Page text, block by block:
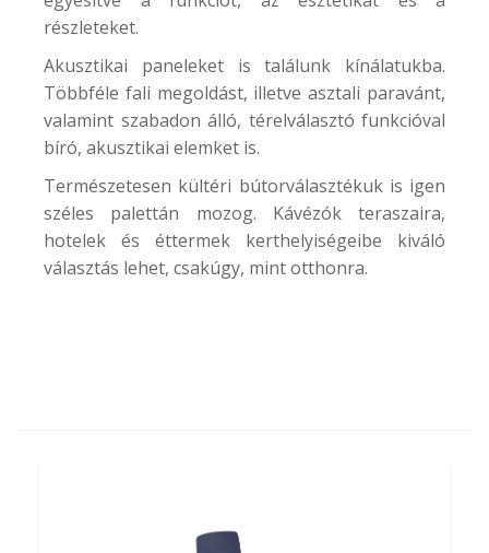
részleteket.
Akusztikai paneleket is találunk kínálatukba.
Többféle fali megoldást, illetve asztali paravánt,
valamint szabadon álló, térelválasztó funkcióval
bíró, akusztikai elemket is.
Természetesen kültéri bútorválasztékuk is igen
széles palettán mozog. Kávézók teraszaira,
hotelek és éttermek kerthelyiségeibe kiváló
választás lehet, csakúgy, mint otthonra.